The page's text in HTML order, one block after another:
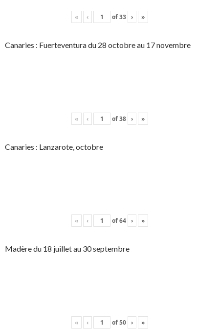
« ‹ of33 › »
Canaries : Fuerteventura du 28 octobre au 17 novembre
« ‹ of38 › »
Canaries : Lanzarote, octobre
« ‹ of64 › »
Madère du 18 juillet au 30 septembre
« ‹ of50 › »